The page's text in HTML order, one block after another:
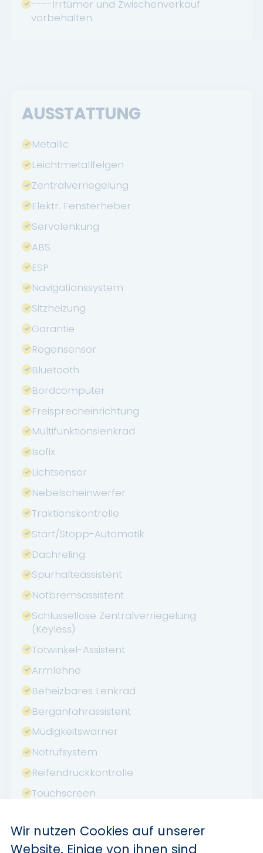
----Irrtümer und Zwischenverkauf
vorbehalten.
AUSSTATTUNG
Metallic
Leichtmetallfelgen
Zentralverriegelung
Elektr. Fensterheber
Servolenkung
ABS
ESP
Navigationssystem
Sitzheizung
Garantie
Regensensor
Bluetooth
Bordcomputer
Freisprecheinrichtung
Multifunktionslenkrad
Isofix
Lichtsensor
Nebelscheinwerfer
Traktionskontrolle
Start/Stopp-Automatik
Dachreling
Spurhalteassistent
Notbremsassistent
Schlüssellose Zentralverriegelung
(Keyless)
Totwinkel-Assistent
Armlehne
Beheizbares Lenkrad
Berganfahrassistent
Müdigkeitswarner
Notrufsystem
Reifendruckkontrolle
Touchscreen
Verkehrszeichenerkennung
Wir nutzen Cookies auf unserer
Website. Einige von ihnen sind